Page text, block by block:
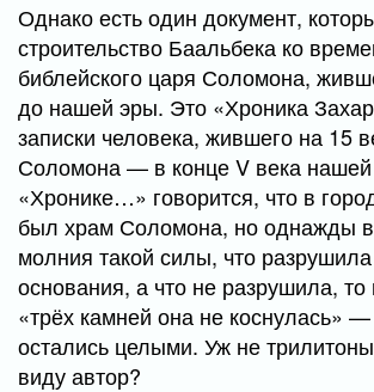
Однако есть один документ,
строительство Баальбека ко
библейского царя Соломона,
до нашей эры. Это «Хроника
записки человека, жившего на 15
Соломона — в конце V века
«Хронике…» говорится, что в
был храм Соломона, но однажды
молния такой силы, что
основания, а что не разрушила,
«трёх камней она не коснулась»
остались целыми. Уж не
виду автор?